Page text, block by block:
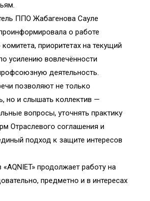
ППО Жабагенова Сауле
о работе
приоритетах на текущий
усилению вовлечённости
деятельность.
позволяют не только
но и слышать коллектив —
вопросы, уточнять практику
Отраслевого соглашения и
подход к защите интересов
продолжает работу на
предметно и в интересах